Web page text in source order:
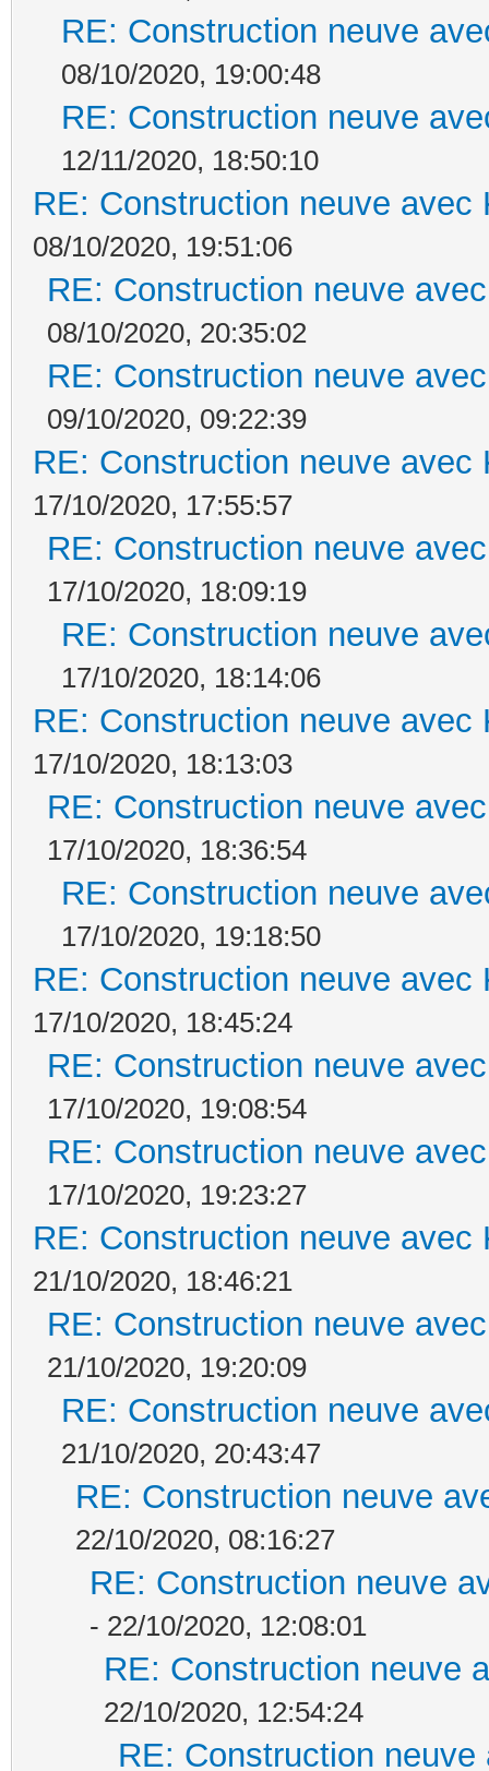
RE: Construction neuve
08/10/2020, 19:00:48
RE: Construction neuve
12/11/2020, 18:50:10
RE: Construction neuve avec
08/10/2020, 19:51:06
RE: Construction neuve
08/10/2020, 20:35:02
RE: Construction neuve
09/10/2020, 09:22:39
RE: Construction neuve avec
17/10/2020, 17:55:57
RE: Construction neuve
17/10/2020, 18:09:19
RE: Construction neuve
17/10/2020, 18:14:06
RE: Construction neuve avec
17/10/2020, 18:13:03
RE: Construction neuve
17/10/2020, 18:36:54
RE: Construction neuve
17/10/2020, 19:18:50
RE: Construction neuve avec
17/10/2020, 18:45:24
RE: Construction neuve
17/10/2020, 19:08:54
RE: Construction neuve
17/10/2020, 19:23:27
RE: Construction neuve avec
21/10/2020, 18:46:21
RE: Construction neuve
21/10/2020, 19:20:09
RE: Construction neuve
21/10/2020, 20:43:47
RE: Construction neuve
22/10/2020, 08:16:27
RE: Construction neuve
- 22/10/2020, 12:08:01
RE: Construction neuve
22/10/2020, 12:54:24
RE: Construction